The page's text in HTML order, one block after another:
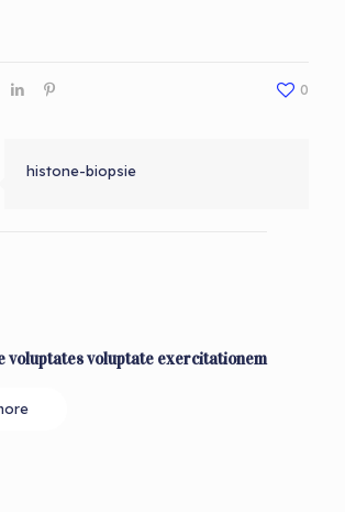
0
histone-biopsie
voluptates voluptate exercitationem